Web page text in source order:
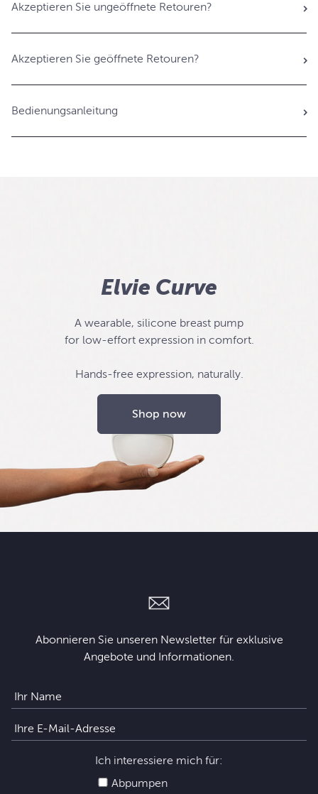
Akzeptieren Sie ungeöffnete Retouren?
Akzeptieren Sie geöffnete Retouren?
Bedienungsanleitung
Elvie Curve
A wearable, silicone breast pump
for low-effort expression in comfort.
Hands-free expression, naturally.
Shop now
Abonnieren Sie unseren Newsletter für exklusive
Angebote und Informationen.
Ich interessiere mich für:
Abpumpen